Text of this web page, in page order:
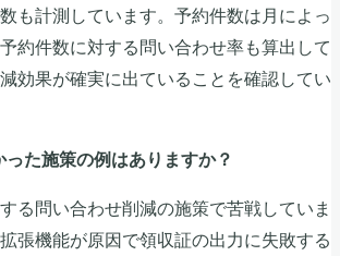
も計測しています。予約件数は月によっ
約件数に対する問い合わせ率も算出して
効果が確実に出ていることを確認してい
た施策の例はありますか？
る問い合わせ削減の施策で苦戦していま
張機能が原因で領収証の出力に失敗する